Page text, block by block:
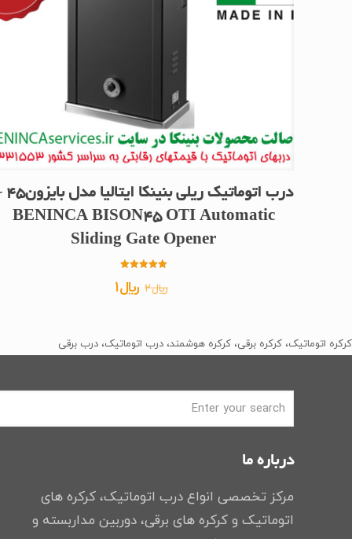
درب
BENINCA BISON45 OTI Automatic
Sliding Gate Opener
5.00
از 5 ﷼2 قیمت
بود.
﷼1قیمت
است.
کرکره اتوماتیک، کرکره برقی، کرکره هوشمند، درب اتوماتیک، درب برقی
درباره ما
مرکز تخصصی انواع درب اتوماتیک، کرکره های
اتوماتیک و کرکره های برقی، دوربین مداربسته و